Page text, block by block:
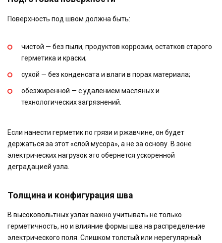
Поверхность под швом должна быть:
чистой — без пыли, продуктов коррозии, остатков старого
герметика и краски;
сухой — без конденсата и влаги в порах материала;
обезжиренной — с удалением масляных и
технологических загрязнений.
Если нанести герметик по грязи и ржавчине, он будет
держаться за этот «слой мусора», а не за основу. В зоне
электрических нагрузок это обернется ускоренной
деградацией узла.
Толщина и конфигурация шва
В высоковольтных узлах важно учитывать не только
герметичность, но и влияние формы шва на распределение
электрического поля. Слишком толстый или нерегулярный